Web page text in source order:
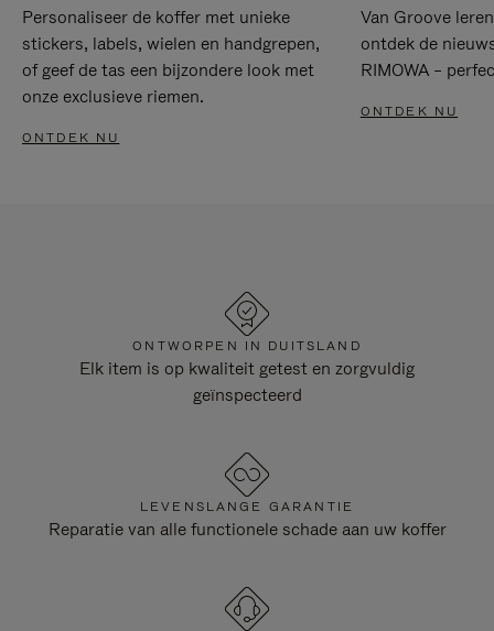
Personaliseer de koffer met unieke
stickers, labels, wielen en handgrepen,
of geef de tas een bijzondere look met
onze exclusieve riemen.
ONTDEK NU
Van Groove
ontdek de
RIMOWA –
ONTDEK NU
ONTWORPEN IN DUITSLAND
Elk item is op kwaliteit getest en zorgvuldig
geïnspecteerd
LEVENSLANGE GARANTIE
Reparatie van alle functionele schade aan uw koffer